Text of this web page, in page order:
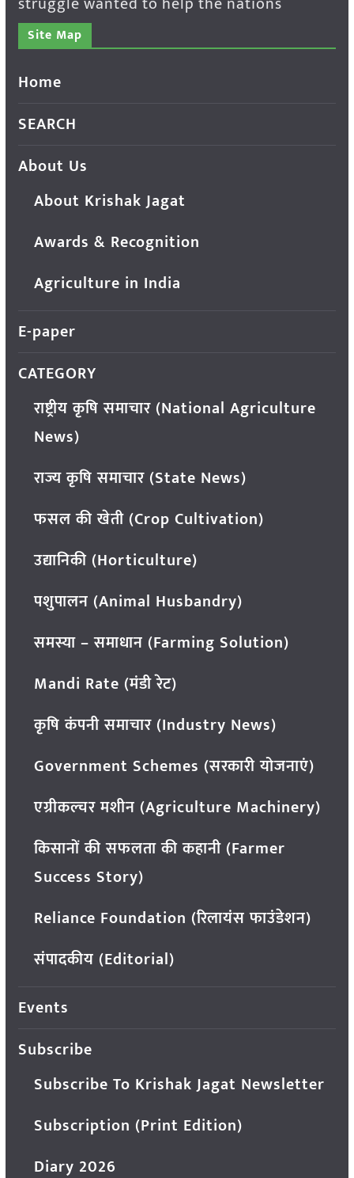
Site Map
Home
SEARCH
About Us
About Krishak Jagat
Awards & Recognition
Agriculture in India
E-paper
CATEGORY
राष्ट्रीय कृषि समाचार (National Agriculture
News)
राज्य कृषि समाचार (State News)
फसल की खेती (Crop Cultivation)
उद्यानिकी (Horticulture)
पशुपालन (Animal Husbandry)
समस्या – समाधान (Farming Solution)
Mandi Rate (मंडी रेट)
कृषि कंपनी समाचार (Industry News)
Government Schemes (सरकारी योजनाएं)
एग्रीकल्चर मशीन (Agriculture Machinery)
किसानों की सफलता की कहानी (Farmer
Success Story)
Reliance Foundation (रिलायंस फाउंडेशन)
संपादकीय (Editorial)
Events
Subscribe
Subscribe To Krishak Jagat Newsletter
Subscription (Print Edition)
Diary 2026